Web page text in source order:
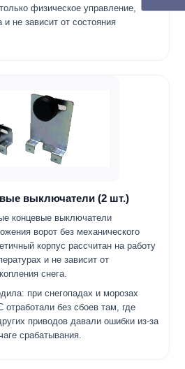
физическое управление,
и не зависит от состояния
выключатели (2 шт.)
концевые выключатели
ворот без механического
корпус рассчитан на работу
и не зависит от
снега.
при снегопадах и морозах
без сбоев там, где
приводов давали ошибки из-за
срабатывания.